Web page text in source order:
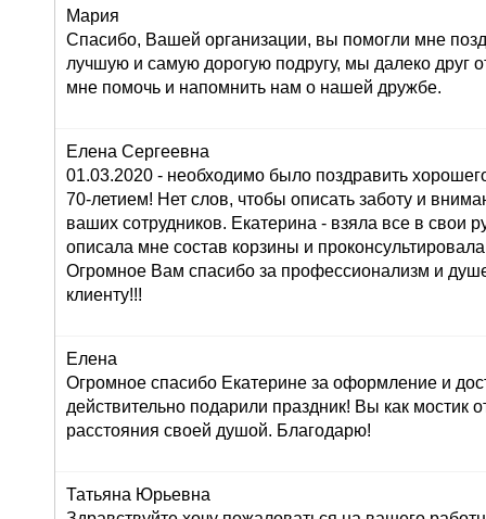
Мария
Спасибо, Вашей организации, вы помогли мне
лучшую и самую дорогую подругу, мы далеко друг
мне помочь и напомнить нам о нашей дружбе.
Елена Сергеевна
01.03.2020 - необходимо было поздравить
70-летием! Нет слов, чтобы описать заботу и
ваших сотрудников. Екатерина - взяла все в свои
описала мне состав корзины и
Огромное Вам спасибо за профессионализм и
клиенту!!!
Елена
Огромное спасибо Екатерине за оформление и
действительно подарили праздник! Вы как мостик
расстояния своей душой. Благодарю!
Татьяна Юрьевна